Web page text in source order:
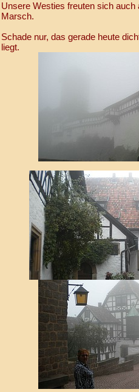
Unsere Westies freuten sich auch
Marsch.
Schade nur, das gerade heute
liegt.